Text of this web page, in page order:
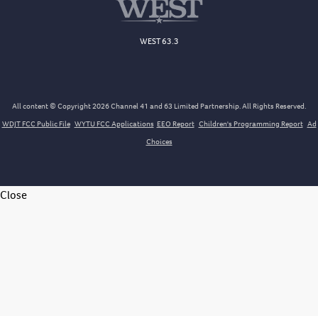
WEST 63.3
All content © Copyright 2026 Channel 41 and 63 Limited Partnership. All Rights Reserved.
WDJT FCC Public File WYTU FCC Applications EEO Report Children's Programming Report Ad
Choices
Close